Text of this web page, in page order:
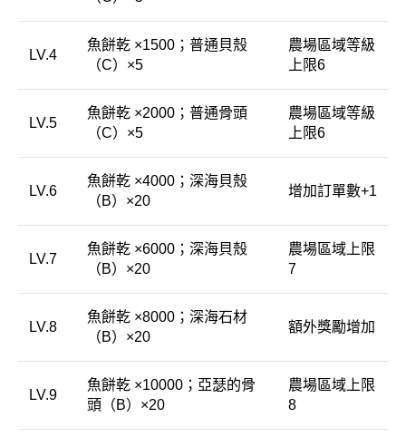
LV.4
魚餅乾 ×1500；普通貝殼
（C）×5
農場區域等級
上限6
LV.5
魚餅乾 ×2000；普通骨頭
（C）×5
農場區域等級
上限6
LV.6
魚餅乾 ×4000；深海貝殼
（B）×20
增加訂單數+1
LV.7
魚餅乾 ×6000；深海貝殼
（B）×20
農場區域上限
7
LV.8
魚餅乾 ×8000；深海石材
（B）×20
額外獎勵增加
LV.9
魚餅乾 ×10000；亞瑟的骨
頭（B）×20
農場區域上限
8